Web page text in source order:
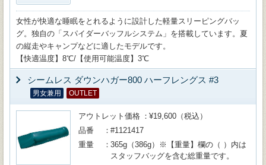
女性が快適な睡眠をとれるように設計した軽量スリーピングバッ
グ。独自の「スパイダーバッフルシステム」を搭載しています。夏
の縦走やキャンプなどに適したモデルです。
【快適温度】8℃/【使用可能温度】3℃
シームレス ダウンハガー800 ハーフレングス #3
男女兼用 OUTLET
アウトレット価格
¥19,600（税込）
品番
#1121417
重量
365g（386g）※【重量】欄の（ ）内は
スタッフバッグを含む総重量です。